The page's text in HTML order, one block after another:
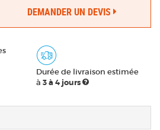
DEMANDER UN DEVIS
Durée de livraison estimée
à 3 à 4 jours